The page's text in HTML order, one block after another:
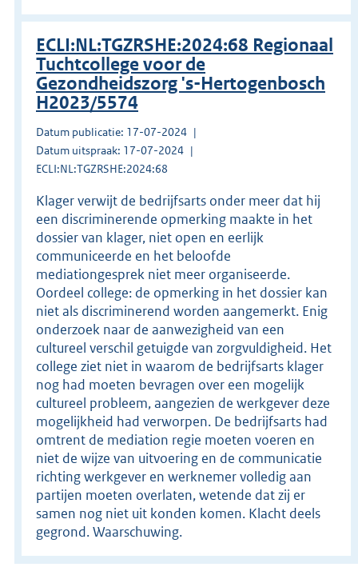
ECLI:NL:TGZRSHE:2024:68 Regionaal
Tuchtcollege voor de
Gezondheidszorg 's-Hertogenbosch
H2023/5574
Datum publicatie: 17-07-2024
Datum uitspraak: 17-07-2024
ECLI:NL:TGZRSHE:2024:68
Klager verwijt de bedrijfsarts onder meer dat hij
een discriminerende opmerking maakte in het
dossier van klager, niet open en eerlijk
communiceerde en het beloofde
mediationgesprek niet meer organiseerde.
Oordeel college: de opmerking in het dossier kan
niet als discriminerend worden aangemerkt. Enig
onderzoek naar de aanwezigheid van een
cultureel verschil getuigde van zorgvuldigheid. Het
college ziet niet in waarom de bedrijfsarts klager
nog had moeten bevragen over een mogelijk
cultureel probleem, aangezien de werkgever deze
mogelijkheid had verworpen. De bedrijfsarts had
omtrent de mediation regie moeten voeren en
niet de wijze van uitvoering en de communicatie
richting werkgever en werknemer volledig aan
partijen moeten overlaten, wetende dat zij er
samen nog niet uit konden komen. Klacht deels
gegrond. Waarschuwing.